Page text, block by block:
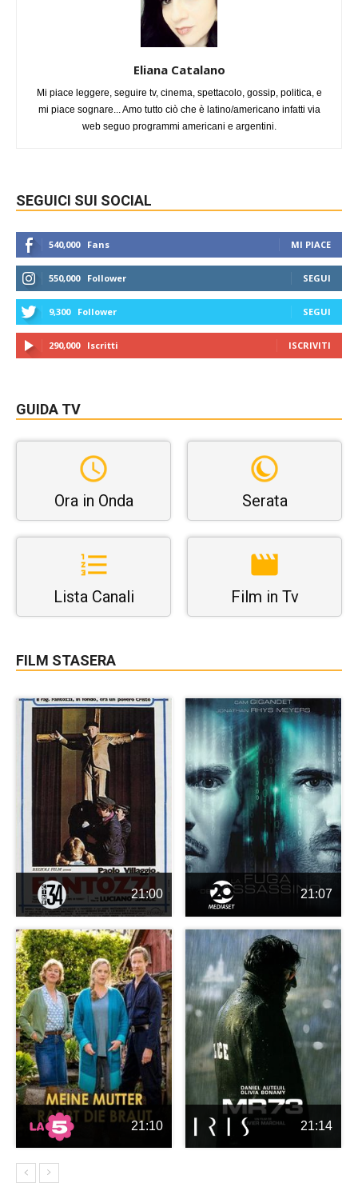
Eliana Catalano
Mi piace leggere, seguire tv, cinema, spettacolo, gossip, politica, e
mi piace sognare... Amo tutto ciò che è latino/americano infatti via
web seguo programmi americani e argentini.
SEGUICI SUI SOCIAL
540,000 Fans MI PIACE
550,000 Follower SEGUI
9,300 Follower SEGUI
290,000 Iscritti ISCRIVITI
GUIDA TV
Ora in Onda Serata
Lista Canali Film in Tv
FILM STASERA
21:00 21:07
21:10 21:14